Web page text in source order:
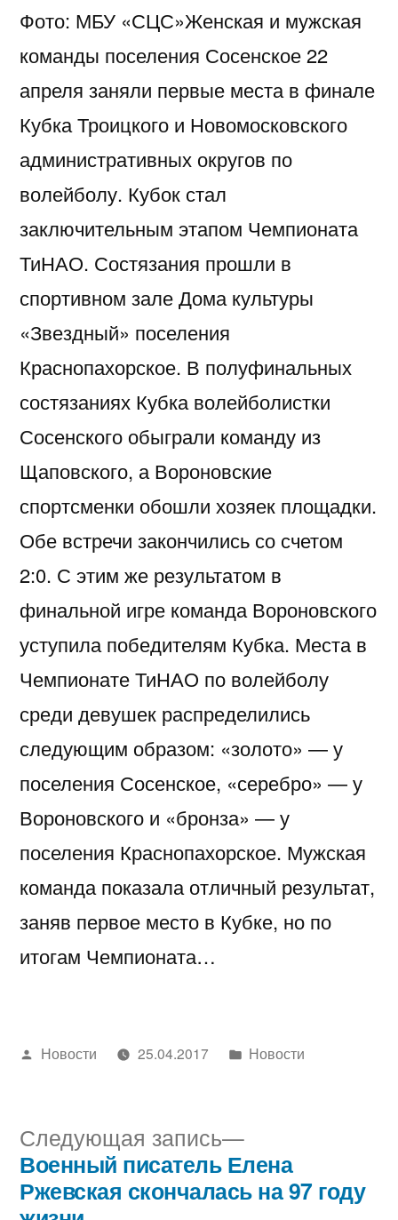
Фото: МБУ «СЦС»Женская и мужская
команды поселения Сосенское 22
апреля заняли первые места в финале
Кубка Троицкого и Новомосковского
административных округов по
волейболу. Кубок стал
заключительным этапом Чемпионата
ТиНАО. Состязания прошли в
спортивном зале Дома культуры
«Звездный» поселения
Краснопахорское. В полуфинальных
состязаниях Кубка волейболистки
Сосенского обыграли команду из
Щаповского, а Вороновские
спортсменки обошли хозяек площадки.
Обе встречи закончились со счетом
2:0. С этим же результатом в
финальной игре команда Вороновского
уступила победителям Кубка. Места в
Чемпионате ТиНАО по волейболу
среди девушек распределились
следующим образом: «золото» — у
поселения Сосенское, «серебро» — у
Вороновского и «бронза» — у
поселения Краснопахорское. Мужская
команда показала отличный результат,
заняв первое место в Кубке, но по
итогам Чемпионата…
Написано
Новости 25.04.2017
Написано
Новости
Навигация
Следующая запись
Следующая
запись:
Военный писатель Елена
Ржевская скончалась на 97 году